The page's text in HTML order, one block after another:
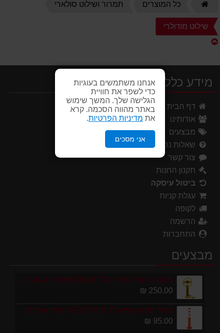
אנחנו משתמשים בעוגיות
כדי לשפר את חוויית
הגלישה שלך. המשך שימוש
באתר מהווה הסכמה. קרא
את מדיניות הפרטיות.
אני מסכים
כל המוצרים תמרור ושילוט סולארי
שילוט מודולרי
מידע כללי
דף הבית
אודותינו
מבצעים
שאלות נפוצות
צור קשר
תקנון החנות
ביטול עיסקה
עגלת קניות
לקופה
הרשמה
התחברות
מבצעים
מחסום חניה פרטי כולל מנעול ומפתחות גובה 70 ס"מ
250.00 ₪
עמוד סימון גמיש 75 ס''מ ECO תוצרת אירופה
95.00 ₪